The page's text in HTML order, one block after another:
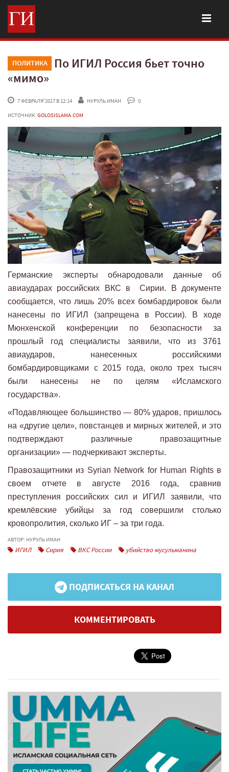
ПОЛИТИКА
По ИГИЛ Россия бьет точно
«мимо»
7 ФЕВРАЛЯ'2017 В 12:14 НУРУЛЬ ИМАН
0
ИСТОЧНИК: GOLOSISLAMA.COM
Германские эксперты обнародовали данные об
авиаударах российских ВКС в Сирии. В документе
сообщается, что лишь 20% всех бомбардировок были
нанесены по ИГИЛ (запрещена в России). В ходе
Мюнхенской конференции по безопасности за
прошлый год специалисты заявили, что из 3761
авиаударов, нанесенных российскими
бомбардировщиками с 2015 года, около трех тысяч
были нанесены не по целям «Исламского
государства».
«Подавляющее большинство — 80% ударов, пришлось
на «другие цели», повстанцев и мирных жителей, и это
подтверждают различные правозащитные
организации» — подчеркивают эксперты.
Правозащитники из Syrian Network for Human Rights в
своем отчете в августе 2016 года, сравнив
преступления российских сил и ИГИЛ заявили, что
кремлёвские убийцы за год совершили столько
кровопролития, сколько ИГ – за три года.
АВТОР: НУРУЛЬ ИМАН
ИГИЛ Сирия ВКС России убийство мусульманина
ПОДПИСАТЬСЯ НА КАНАЛ
КОММЕНТИРОВАТЬ